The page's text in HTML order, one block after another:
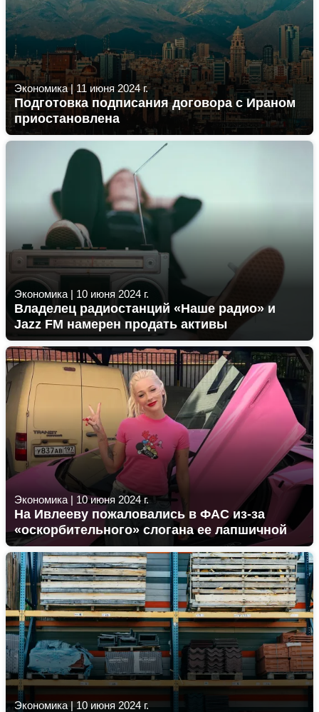
Экономика|11 июня 2024 г.
Подготовка подписания договора с Ираном
приостановлена
Экономика | 10 июня 2024 г.
Владелец радиостанций «Наше радио» и
Jazz FM намерен продать активы
Экономика | 10 июня 2024 г.
На Ивлееву пожаловались в ФАС из-за
«оскорбительного» слогана ее лапшичной
Экономика | 10 июня 2024 г.